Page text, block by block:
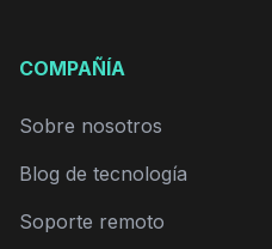
COMPAÑÍA
Sobre nosotros
Blog de tecnología
Soporte remoto